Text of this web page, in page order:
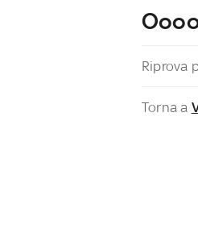
Riprova
Torna a